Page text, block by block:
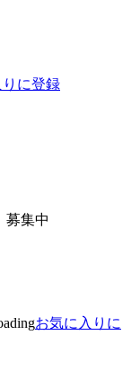
に登録
募集中
お気に入りに